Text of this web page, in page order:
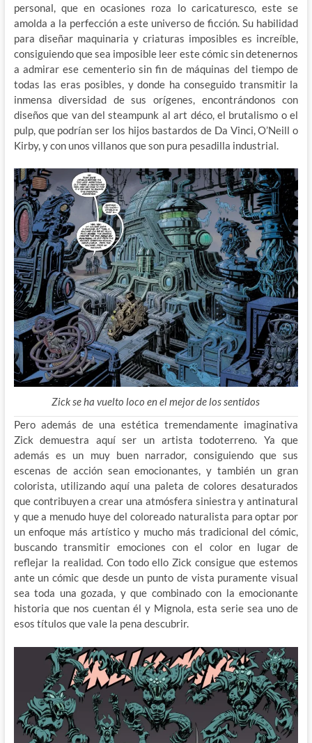
personal, que en ocasiones roza lo caricaturesco, este se
amolda a la perfección a este universo de ficción. Su habilidad
para diseñar maquinaria y criaturas imposibles es increíble,
consiguiendo que sea imposible leer este cómic sin detenernos
a admirar ese cementerio sin fin de máquinas del tiempo de
todas las eras posibles, y donde ha conseguido transmitir la
inmensa diversidad de sus orígenes, encontrándonos con
diseños que van del steampunk al art déco, el brutalismo o el
pulp, que podrían ser los hijos bastardos de Da Vinci, O’Neill o
Kirby, y con unos villanos que son pura pesadilla industrial.
Zick se ha vuelto loco en el mejor de los sentidos
Pero además de una estética tremendamente imaginativa
Zick demuestra aquí ser un artista todoterreno. Ya que
además es un muy buen narrador, consiguiendo que sus
escenas de acción sean emocionantes, y también un gran
colorista, utilizando aquí una paleta de colores desaturados
que contribuyen a crear una atmósfera siniestra y antinatural
y que a menudo huye del coloreado naturalista para optar por
un enfoque más artístico y mucho más tradicional del cómic,
buscando transmitir emociones con el color en lugar de
reflejar la realidad. Con todo ello Zick consigue que estemos
ante un cómic que desde un punto de vista puramente visual
sea toda una gozada, y que combinado con la emocionante
historia que nos cuentan él y Mignola, esta serie sea uno de
esos títulos que vale la pena descubrir.